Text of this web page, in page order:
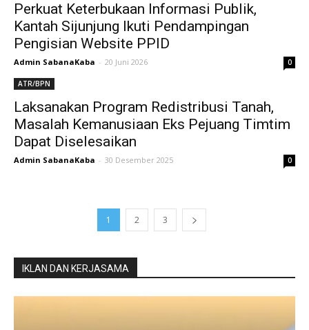
Perkuat Keterbukaan Informasi Publik,
Kantah Sijunjung Ikuti Pendampingan
Pengisian Website PPID
Admin SabanaKaba - 20 Juni 2026 0
ATR/BPN
Laksanakan Program Redistribusi Tanah,
Masalah Kemanusiaan Eks Pejuang Timtim
Dapat Diselesaikan
Admin SabanaKaba - 30 Desember 2025 0
1 2 3
IKLAN DAN KERJASAMA